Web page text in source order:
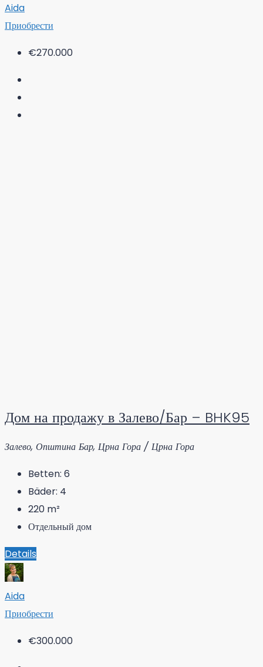
Aida
Приобрести
€270.000
Дом на продажу в Залево/Бар – BHK95
Залево, Општина Бар, Црна Гора / Црна Гора
Betten: 6
Bäder: 4
220 m²
Отдельный дом
Details
Aida
Приобрести
€300.000